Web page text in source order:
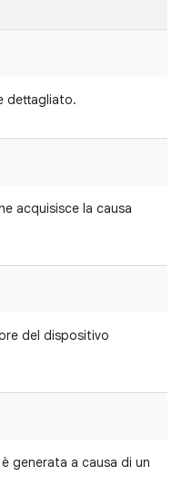
dettagliato.
acquisisce la causa
del dispositivo
generata a causa di un